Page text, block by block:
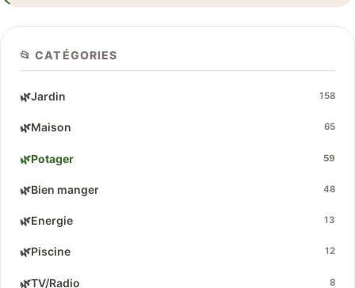
📂 CATÉGORIES
🌿Jardin 158
🌿Maison 65
🌿Potager 59
🌿Bien manger 48
🌿Energie 13
🌿Piscine 12
🌿TV/Radio 8